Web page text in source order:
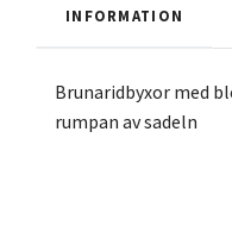
INFORMATION
Brunaridbyxor med
rumpan av sadeln